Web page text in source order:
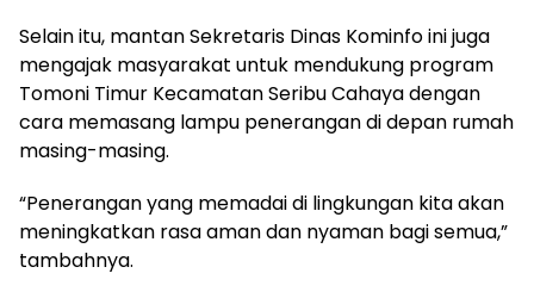
Selain itu, mantan Sekretaris Dinas Kominfo ini juga
mengajak masyarakat untuk mendukung program
Tomoni Timur Kecamatan Seribu Cahaya dengan
cara memasang lampu penerangan di depan rumah
masing-masing.
“Penerangan yang memadai di lingkungan kita akan
meningkatkan rasa aman dan nyaman bagi semua,”
tambahnya.